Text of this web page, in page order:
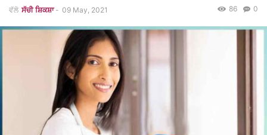
ਵੱਲੋ ਸੱਚੀ ਸ਼ਿਕਸ਼ਾ - 09 May, 2021 0
86